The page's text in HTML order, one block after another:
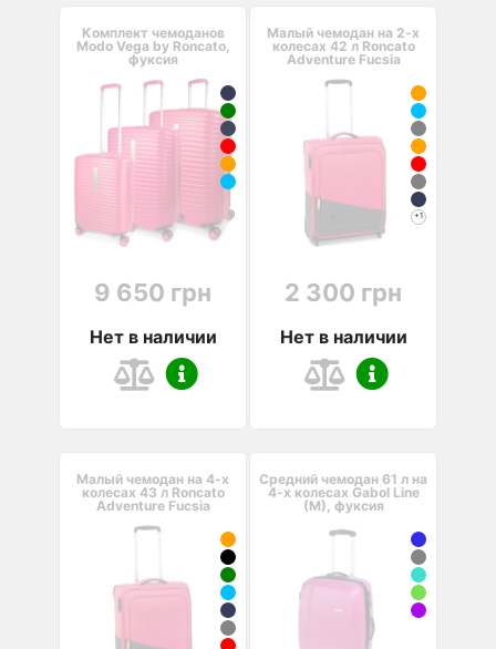
Комплект чемоданов
Modo Vega by Roncato,
фуксия
9 650 грн
Нет в наличии
Малый чемодан на 2-х
колесах 42 л Roncato
Adventure Fucsia
+1
2 300 грн
Нет в наличии
Малый чемодан на 4-х
колесах 43 л Roncato
Adventure Fucsia
Средний чемодан 61 л на
4-х колесах Gabol Line
(M), фуксия